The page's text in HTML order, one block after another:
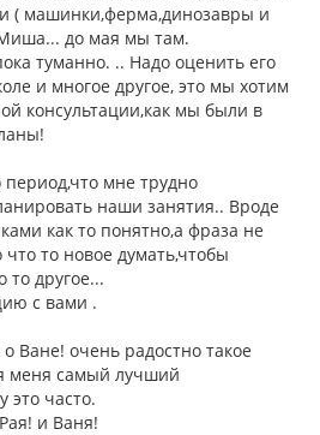
( машинки,ферма,динозавры и
Миша... до мая мы там.
туманно. .. Надо оценить его
и многое другое, это мы хотим
консультации,как мы были в
мне трудно
наши занятия.. Вроде
как то понятно,а фраза не
то новое думать,чтобы
то другое...
с вами .
Ване! очень радостно такое
меня самый лучший
часто.
и Ваня!